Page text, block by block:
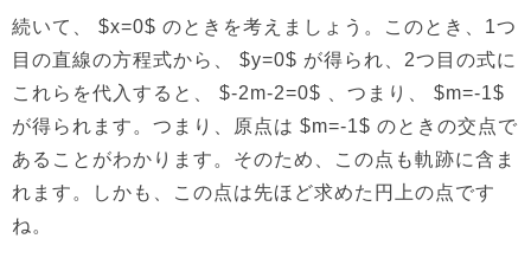
続いて、 $x=0$ のときを考えましょう。このとき、1つ
目の直線の方程式から、 $y=0$ が得られ、2つ目の式に
これらを代入すると、 $-2m-2=0$ 、つまり、 $m=-1$
が得られます。つまり、原点は $m=-1$ のときの交点で
あることがわかります。そのため、この点も軌跡に含ま
れます。しかも、この点は先ほど求めた円上の点です
ね。